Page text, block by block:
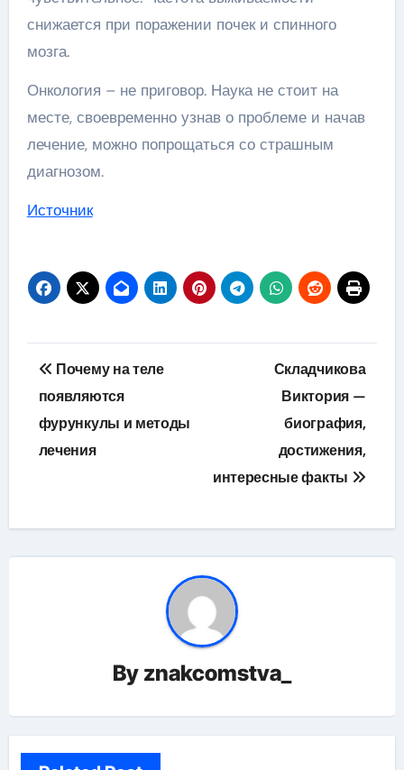
снижается при поражении почек и спинного
мозга.
Онкология – не приговор. Наука не стоит на
месте, своевременно узнав о проблеме и начав
лечение, можно попрощаться со страшным
диагнозом.
Источник
Навигация
по
записям
Почему на теле
появляются
фурункулы и методы
лечения
Складчикова
Виктория —
биография,
достижения,
интересные факты
By znakcomstva_